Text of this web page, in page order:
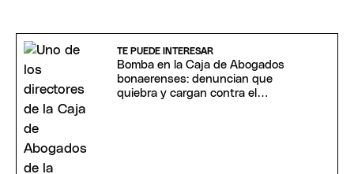
TE PUEDE INTERESAR
Bomba en la Caja de Abogados
bonaerenses: denuncian que
quiebra y cargan contra el